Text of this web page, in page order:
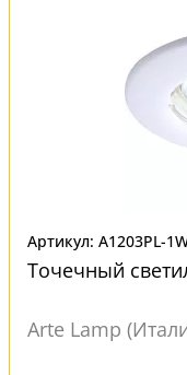
Артикул: A1203PL-
Точечный
Arte Lamp